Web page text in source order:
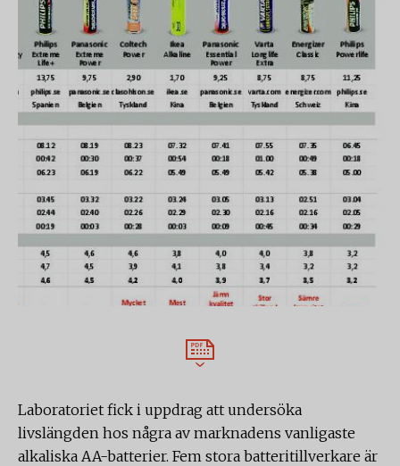
Laboratoriet fick i uppdrag att undersöka
livslängden hos några av marknadens vanligaste
alkaliska AA-batterier. Fem stora batteritillverkare är